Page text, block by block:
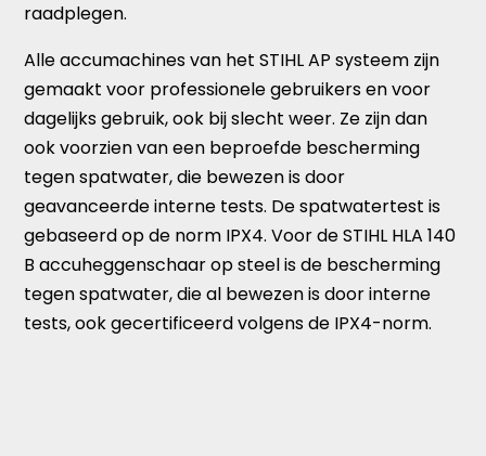
raadplegen.
Alle accumachines van het STIHL AP systeem zijn
gemaakt voor professionele gebruikers en voor
dagelijks gebruik, ook bij slecht weer. Ze zijn dan
ook voorzien van een beproefde bescherming
tegen spatwater, die bewezen is door
geavanceerde interne tests. De spatwatertest is
gebaseerd op de norm IPX4. Voor de STIHL HLA 140
B accuheggenschaar op steel is de bescherming
tegen spatwater, die al bewezen is door interne
tests, ook gecertificeerd volgens de IPX4-norm.